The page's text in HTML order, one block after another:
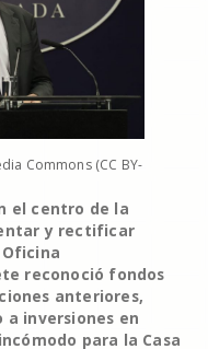
Commons (CC BY-
el centro de la
y rectificar
reconoció fondos
anteriores,
inversiones en
para la Casa